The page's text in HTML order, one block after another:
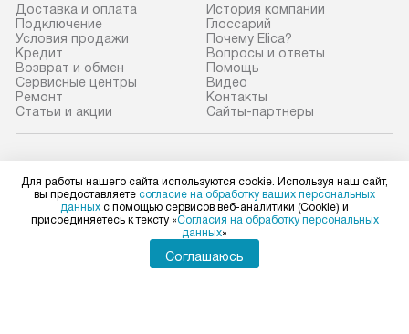
Доставка и оплата
Подключение
Условия продажи
Кредит
Возврат и обмен
Сервисные центры
Ремонт
Статьи и акции
История компании
Глоссарий
Почему Elica?
Вопросы и ответы
Помощь
Видео
Контакты
Сайты-партнеры
Для физических лиц
shop@elicahome.ru
Для работы нашего сайта используются cookie. Используя наш сайт,
вы предоставляете согласие на обработку ваших персональных
данных с помощью сервисов веб-аналитики (Cookie) и
присоединяетесь к тексту «Согласия на обработку персональных
данных»
Соглашаюсь